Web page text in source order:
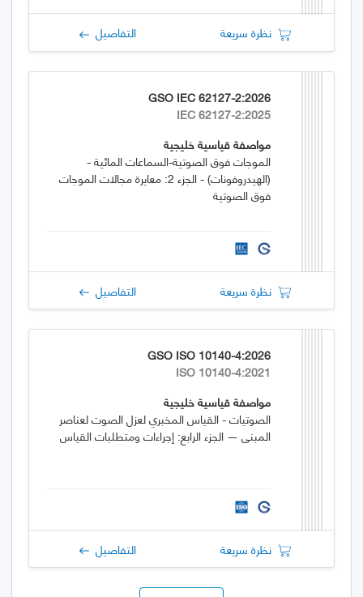
نظرة سريعة التفاصيل
GSO IEC 62127-2:2026
IEC 62127-2:2025
مواصفة قياسية خليجية
الموجات فوق الصوتية-السماعات المائية -
(الهيدروفونات) - الجزء 2: معايرة مجالات الموجات
فوق الصوتية
نظرة سريعة التفاصيل
GSO ISO 10140-4:2026
ISO 10140-4:2021
مواصفة قياسية خليجية
الصوتيات - القياس المخبري لعزل الصوت لعناصر
المبنى — الجزء الرابع: إجراءات ومتطلبات القياس
نظرة سريعة التفاصيل